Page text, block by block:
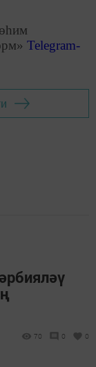
Telegram-
70 0 0